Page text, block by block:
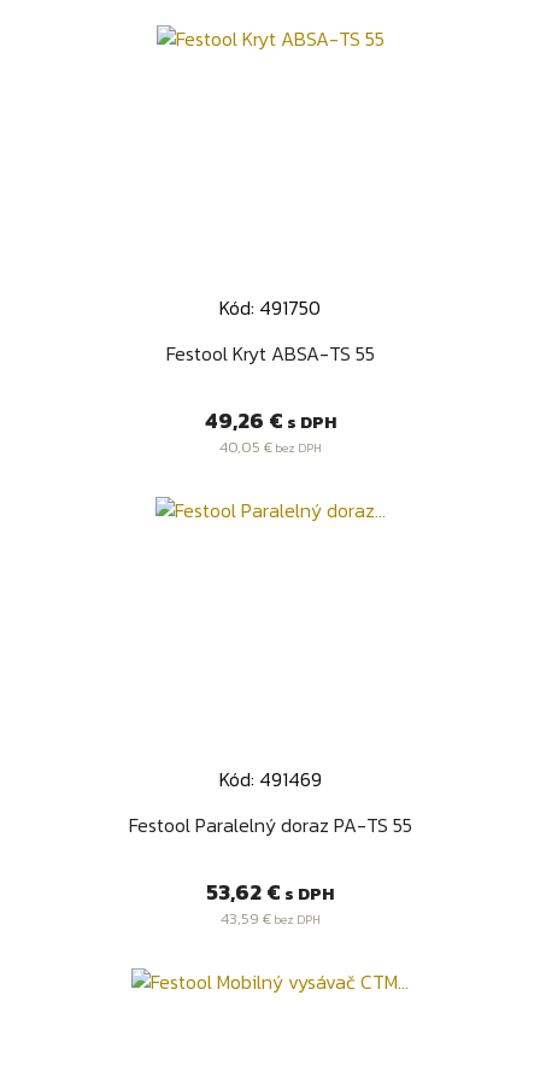
Kód: 491750
Festool Kryt ABSA-TS 55
Cena
49,26 € s DPH
40,05 €bez DPH
Kód: 491469
Festool Paralelný doraz PA-TS 55
Cena
53,62 € s DPH
43,59 €bez DPH